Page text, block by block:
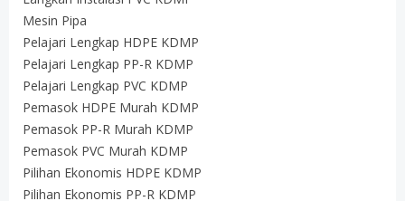
Mesin Pipa
Pelajari Lengkap HDPE KDMP
Pelajari Lengkap PP-R KDMP
Pelajari Lengkap PVC KDMP
Pemasok HDPE Murah KDMP
Pemasok PP-R Murah KDMP
Pemasok PVC Murah KDMP
Pilihan Ekonomis HDPE KDMP
Pilihan Ekonomis PP-R KDMP